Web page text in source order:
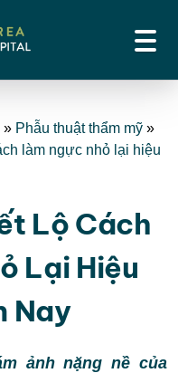
» Phẫu thuật thẩm mỹ »
làm ngực nhỏ lại hiệu
Lộ Cách
Lại Hiệu
Nay
ảnh nặng nề của